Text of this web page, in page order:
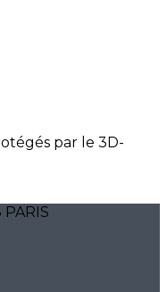
par le 3D-